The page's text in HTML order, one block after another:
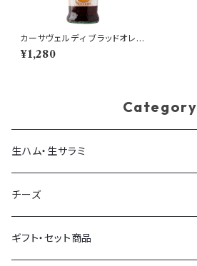
カーサヴェルディ ブラッドオレン
ジビネガー 500ml イタリア産
¥1,280
Category
生ハム・生サラミ
生ハム
生サラミ
チーズ
量り売りチーズ
ギフト・セット商品